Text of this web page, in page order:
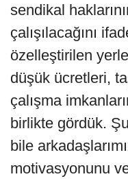
sendikal
çalışılacağını
özelleştirilen
düşük ücretleri,
çalışma
birlikte gördük.
bile
motivasyonunu